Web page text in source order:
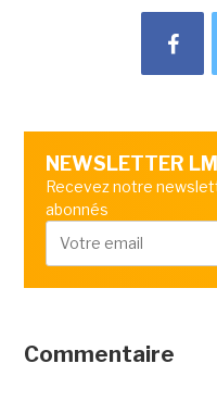
NEWSLETTER LMI
Recevez notre
abonnés
Commentaire